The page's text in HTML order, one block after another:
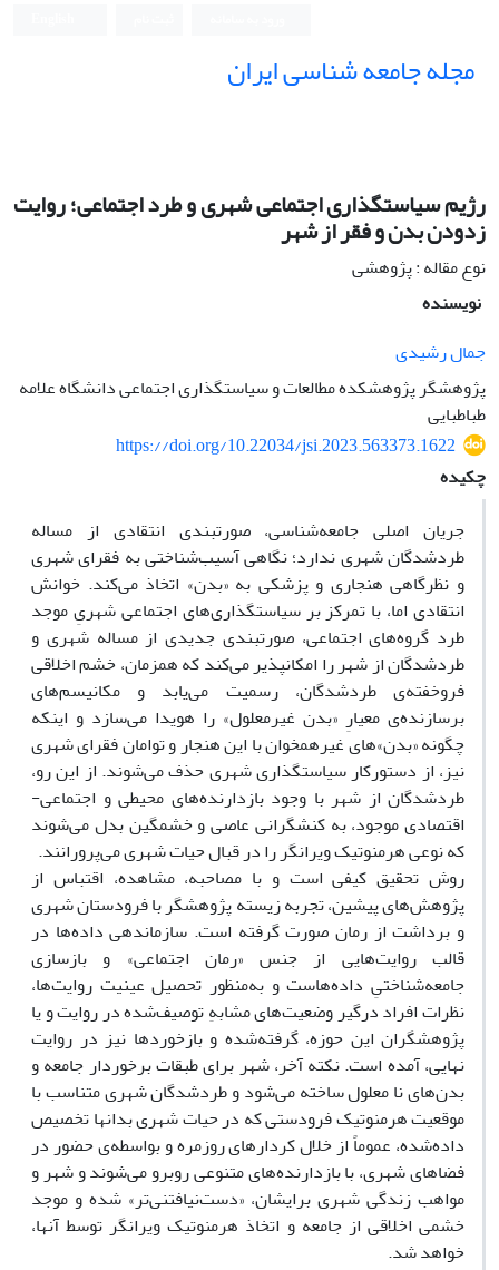
مجله جامعه شناسی ایران
رژیم سیاستگذاری اجتماعی شهری و طرد اجتماعی؛ روایت
زدودن بدن و فقر از شهر
نوع مقاله : پژوهشی
نویسنده
جمال رشیدی
پژوهشگر پژوهشکده مطالعات و سیاستگذاری اجتماعی دانشگاه علامه
طباطبایی
https://doi.org/10.22034/jsi.2023.563373.1622
چکیده
جریان اصلی جامعه‌شناسی، صورتبندی انتقادی از مساله
طردشدگان شهری ندارد؛ نگاهی آسیب‌شناختی به فقرای شهری
و نظرگاهی هنجاری و پزشکی به «بدن» اتخاذ می‌کند. خوانش
انتقادی اما، با تمرکز بر سیاستگذاری‌های اجتماعی شهریِ موجد
طرد گروه‌های اجتماعی، صورتبندی جدیدی از مساله شهری و
طردشدگان از شهر را امکانپذیر می‌کند که همزمان، خشم اخلاقی
فروخفته‌ی طردشدگان، ‌رسمیت می‌یابد و مکانیسم‌های
برسازنده‌ی معیارِ «بدن غیرمعلول» را هویدا می‌سازد و اینکه
چگونه «بدن»‌های غیرهمخوان با این هنجار و توامان فقرای شهری
نیز، از دستورکار سیاستگذاری شهری حذف می‌شوند. از این رو،
طردشدگان از شهر با وجود بازدارنده‌های محیطی و اجتماعی-
اقتصادی موجود، به کنشگرانی عاصی و خشمگین بدل می‌شوند
که نوعی هرمنوتیک ویرانگر را در قبال حیات شهری می‌پرورانند.
روش تحقیق کیفی است و با مصاحبه، مشاهده، اقتباس از
پژوهش‌های پیشین، تجربه زیسته پژوهشگر با فرودستان شهری
و برداشت از رمان صورت گرفته است. سازماندهی داده‌ها در
قالب روایت‌هایی از جنس «رمان اجتماعی» و بازسازی
جامعه‌شناختیِ داده‌هاست و به‌منظور تحصیل عینیت روایت‌ها،
نظرات افراد درگیر وضعیت‌های مشابهِ توصیف‌شده در روایت و یا
پژوهشگران این حوزه، گرفته‌شده و بازخوردها نیز در روایت
نهایی، آمده است. نکته آخر، شهر برای طبقات‌ برخوردار جامعه و
بدن‌های نا معلول ساخته می‌شود و طردشدگان شهری متناسب با
موقعیت هرمنوتیک فرودستی که در حیات شهری بدانها تخصیص
داده‌شده، عموماً از خلال کردارهای روزمره و بواسطه‌ی حضور در
فضاهای شهری، با بازدارنده‌های متنوعی روبرو می‌شوند و شهر و
مواهب زندگی شهری برایشان، «دست‌نیافتنی‌تر» شده و موجد
خشمی اخلاقی از جامعه و اتخاذ هرمنوتیک ویرانگر توسط آنها،
خواهد شد.